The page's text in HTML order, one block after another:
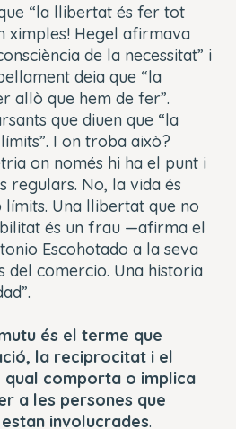
“la llibertat és fer tot
ximples! Hegel afirmava
de la necessitat” i
deia que “la
allò que hem de fer”.
que diuen que “la
I on troba això?
on només hi ha el punt i
regulars. No, la vida és
Una llibertat que no
és un frau —afirma el
Escohotado a la seva
del comercio. Una historia
és el terme que
la reciprocitat i el
comporta o implica
a les persones que
involucrades.